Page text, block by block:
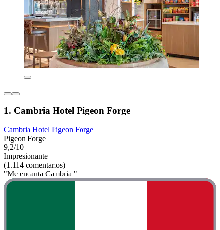
1. Cambria Hotel Pigeon Forge
Cambria Hotel Pigeon Forge
Pigeon Forge
9,2/10
Impresionante
(1.114 comentarios)
"Me encanta Cambria "